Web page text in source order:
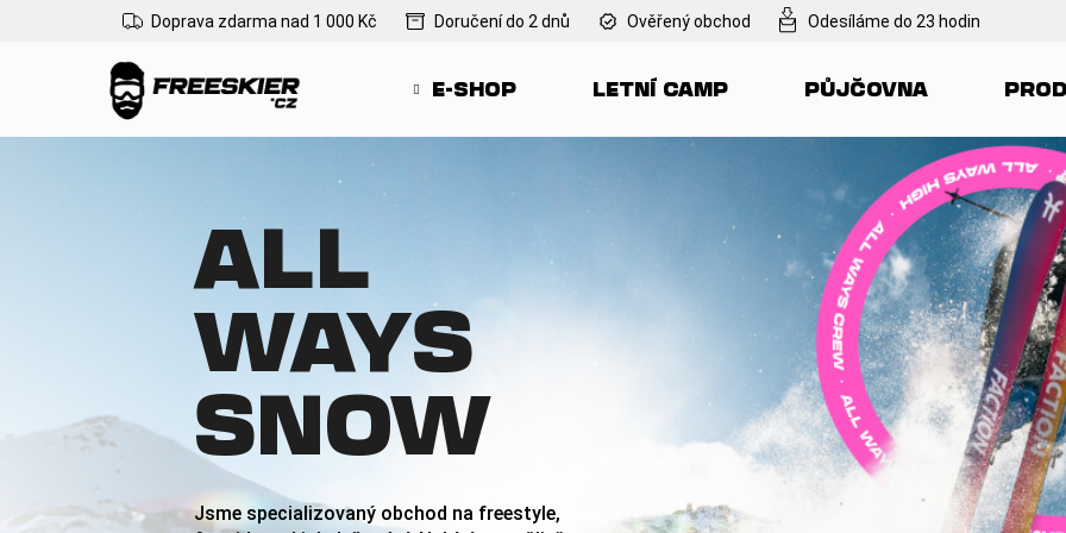
Doprava zdarma nad 1 000 Kč Doručení do 2 dnů Ověřený obchod Odesíláme do 23 hodin
E-SHOP LETNÍ CAMP PŮJČOVNA
ALL
WAYS
SNOW
Jsme specializovaný obchod na freestyle,
k
obchodu
obchodu
Co potřebujete najít?
HLEDAT
Doporučujeme